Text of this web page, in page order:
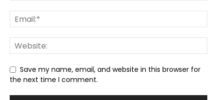
Save my name, email, and website in this browser for
the next time I comment.